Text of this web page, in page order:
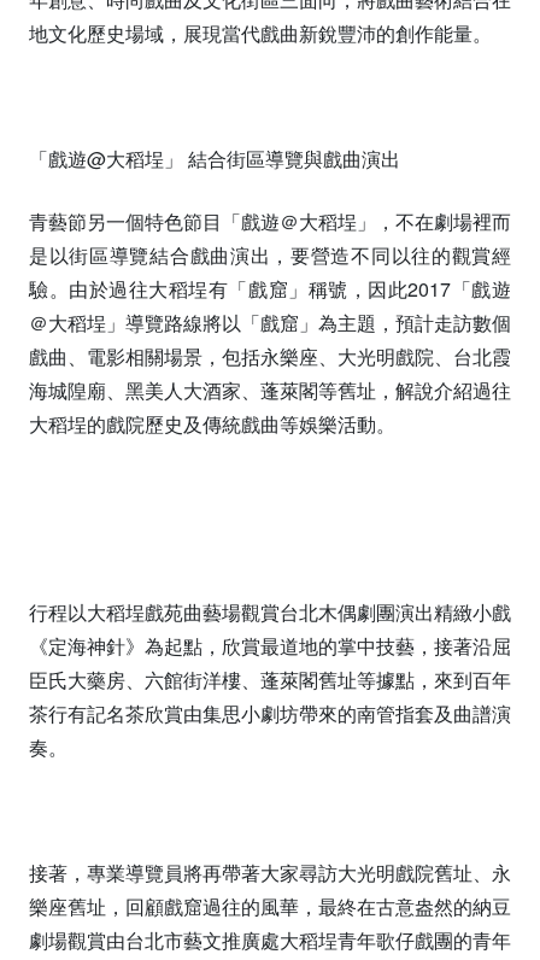
地文化歷史場域，展現當代戲曲新銳豐沛的創作能量。
「戲遊@大稻埕」 結合街區導覽與戲曲演出
青藝節另一個特色節目「戲遊＠大稻埕」，不在劇場裡而
是以街區導覽結合戲曲演出，要營造不同以往的觀賞經
驗。由於過往大稻埕有「戲窟」稱號，因此2017「戲遊
＠大稻埕」導覽路線將以「戲窟」為主題，預計走訪數個
戲曲、電影相關場景，包括永樂座、大光明戲院、台北霞
海城隍廟、黑美人大酒家、蓬萊閣等舊址，解說介紹過往
大稻埕的戲院歷史及傳統戲曲等娛樂活動。
行程以大稻埕戲苑曲藝場觀賞台北木偶劇團演出精緻小戲
《定海神針》為起點，欣賞最道地的掌中技藝，接著沿屈
臣氏大藥房、六館街洋樓、蓬萊閣舊址等據點，來到百年
茶行有記名茶欣賞由集思小劇坊帶來的南管指套及曲譜演
奏。
接著，專業導覽員將再帶著大家尋訪大光明戲院舊址、永
樂座舊址，回顧戲窟過往的風華，最終在古意盎然的納豆
劇場觀賞由台北市藝文推廣處大稻埕青年歌仔戲團的青年